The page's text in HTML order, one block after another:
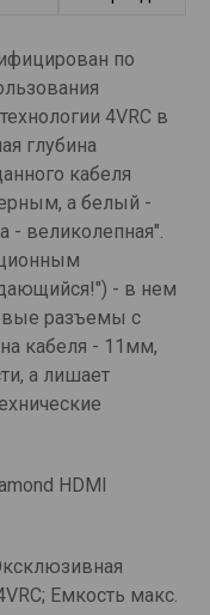
по
4VRC в
глубина
кабеля
а белый -
великолепная".
- в нем
разъемы с
кабеля - 11мм,
а лишает
HDMI
Емкость макс.